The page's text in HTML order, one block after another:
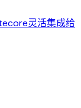
灵活集成给